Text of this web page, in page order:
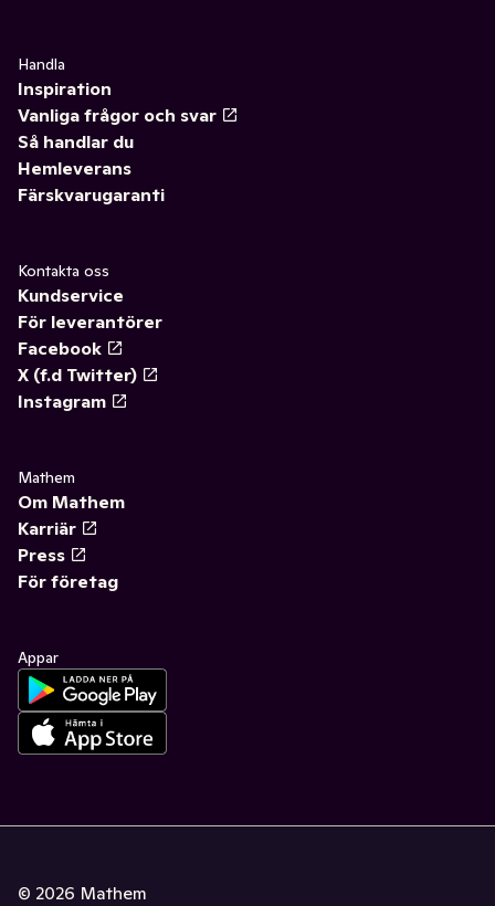
Handla
Inspiration
Vanliga frågor och svar
Så handlar du
Hemleverans
Färskvarugaranti
Kontakta oss
Kundservice
För leverantörer
Facebook
X (f.d Twitter)
Instagram
Mathem
Om Mathem
Karriär
Press
För företag
Appar
© 2026 Mathem